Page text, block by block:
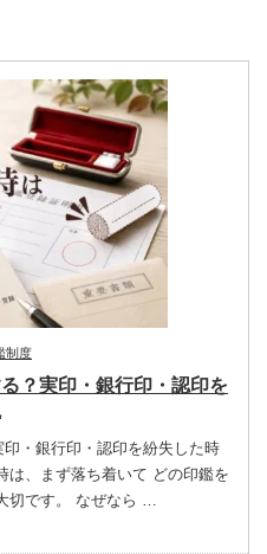
制度
？実印・銀行印・認印を
・銀行印・認印を紛失した時
は、まず落ち着いて どの印鑑を
切です。 なぜなら …